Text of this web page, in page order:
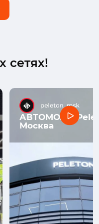
сетях!
АВТОМОЛЛ
Москва